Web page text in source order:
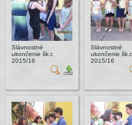
Slávnostné
ukončenie šk.r.
2015/16
Slávnostné
ukončenie šk.r.
2015/16